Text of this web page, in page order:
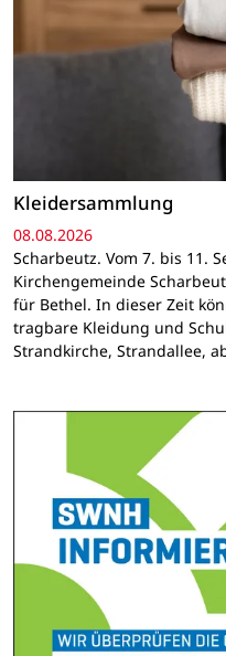
Kleidersammlung
08.08.2026
Scharbeutz. Vom 7. bis 11.
Kirchengemeinde
für Bethel. In dieser Zeit
tragbare Kleidung und
Strandkirche, Strandallee,